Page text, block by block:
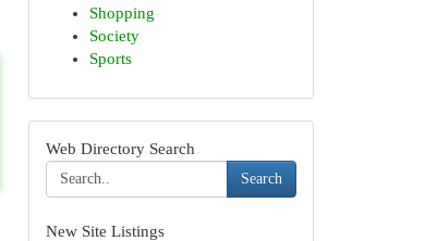
Shopping
Society
Sports
Web Directory Search
Search
New Site Listings